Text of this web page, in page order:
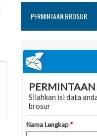
PERMINTAAN BROSUR